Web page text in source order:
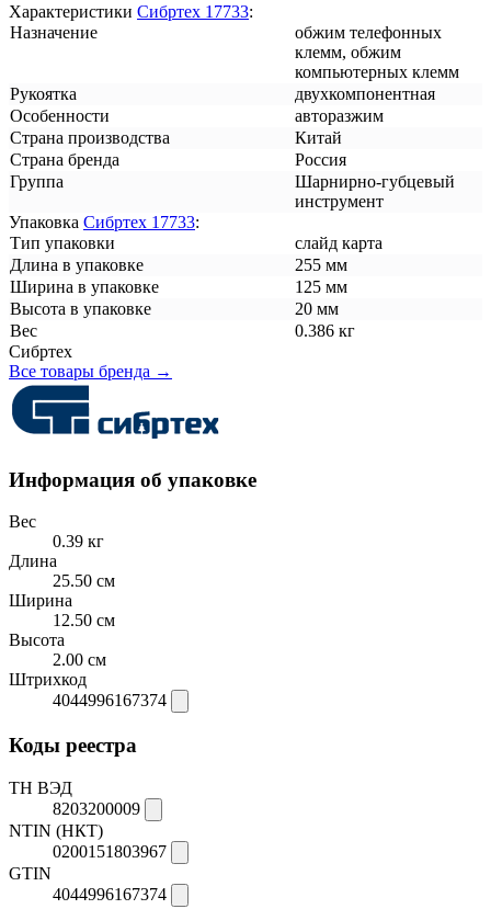
Характеристики Сибртех 17733:
Назначение
обжим телефонных
клемм, обжим
компьютерных клемм
Рукоятка
двухкомпонентная
Особенности
авторазжим
Страна производства
Китай
Страна бренда
Россия
Группа
Шарнирно-губцевый
инструмент
Упаковка Сибртех 17733:
Тип упаковки
слайд карта
Длина в упаковке
255 мм
Ширина в упаковке
125 мм
Высота в упаковке
20 мм
Вес
0.386 кг
Сибртех
Все товары бренда →
Информация об упаковке
Вес
0.39 кг
Длина
25.50 см
Ширина
12.50 см
Высота
2.00 см
Штрихкод
4044996167374
Коды реестра
ТН ВЭД
8203200009
NTIN (НКТ)
0200151803967
GTIN
4044996167374